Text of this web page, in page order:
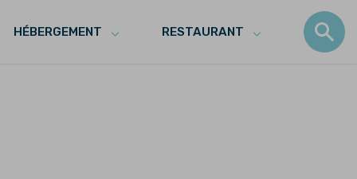
HÉBERGEMENT RESTAURANT